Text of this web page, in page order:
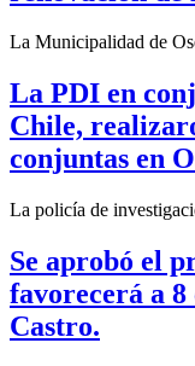
La Municipalidad de
La PDI en
Chile,
conjuntas en
La policía de
Se aprobó el
favorecerá a 8
Castro.